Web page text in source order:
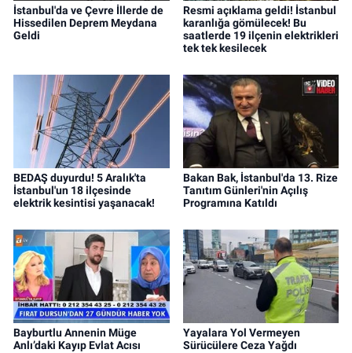
İstanbul'da ve Çevre İllerde de
Hissedilen Deprem Meydana
Geldi
Resmi açıklama geldi! İstanbul
karanlığa gömülecek! Bu
saatlerde 19 ilçenin elektrikleri
tek tek kesilecek
BEDAŞ duyurdu! 5 Aralık'ta
İstanbul'un 18 ilçesinde
elektrik kesintisi yaşanacak!
Bakan Bak, İstanbul'da 13. Rize
Tanıtım Günleri'nin Açılış
Programına Katıldı
Bayburtlu Annenin Müge
Anlı’daki Kayıp Evlat Acısı
Yayalara Yol Vermeyen
Sürücülere Ceza Yağdı